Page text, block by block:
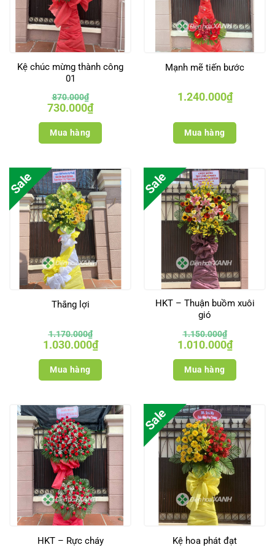
Kệ chúc mừng thành công
01
870.000₫
Giá
gốc
là:
870.000₫.
730.000₫Giá
hiện
tại
Mua hàng
Mạnh mẽ tiến bước
1.240.000₫
Mua hàng
Sale
Thắng lợi
1.170.000₫
Giá
gốc
là:
1.170.000₫.
1.030.000₫Giá
hiện
tại
Mua hàng
Sale
HKT – Thuận buồm xuôi
gió
1.150.000₫
Giá
gốc
là:
1.150.000₫.
1.010.000₫Giá
hiện
tại
Mua hàng
HKT – Rực cháy
Sale
Kệ hoa phát đạt